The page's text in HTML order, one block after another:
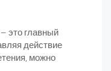
это главный
действие
можно